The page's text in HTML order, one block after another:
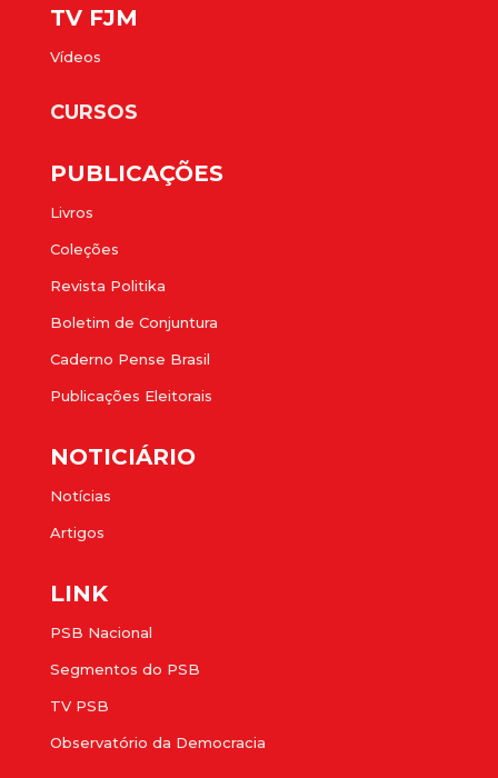
TV FJM
Vídeos
CURSOS
PUBLICAÇÕES
Livros
Coleções
Revista Politika
Boletim de Conjuntura
Caderno Pense Brasil
Publicações Eleitorais
NOTICIÁRIO
Notícias
Artigos
LINK
PSB Nacional
Segmentos do PSB
TV PSB
Observatório da Democracia